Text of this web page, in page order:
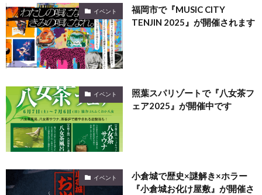
イベント
福岡市で『MUSIC CITY
TENJIN 2025』が開催されます
イベント
照葉スパリゾートで『八女茶フ
ェア2025』が開催中です
イベント
小倉城で歴史×謎解き×ホラー
『小倉城お化け屋敷』が開催さ